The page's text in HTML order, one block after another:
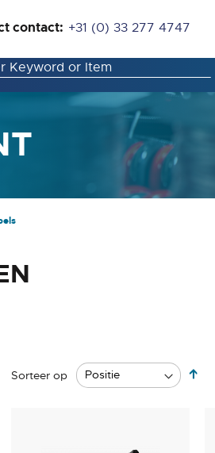
contact: +31 (0) 33 277 4747
Sorteer op